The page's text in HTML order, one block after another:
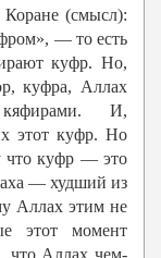
(смысл):
— то есть
куфр. Но,
куфра, Аллах
И,
этот куфр. Но
что куфр — это
— худший из
Аллах этим не
этот момент